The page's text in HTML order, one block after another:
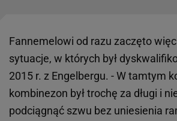
Fannemelowi od razu zaczęto
sytuacje, w których był
2015 r. z Engelbergu. - W tamtym
kombinezon był trochę za długi i
podciągnąć szwu bez uniesienia